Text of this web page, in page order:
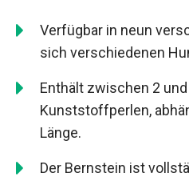
Verfügbar in neun
sich verschiedenen
Enthält zwischen 2
Kunststoffperlen,
Länge.
Der Bernstein ist